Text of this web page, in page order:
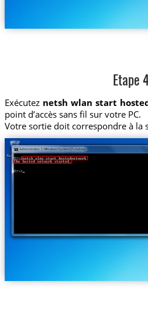
Etape
Exécutez netsh wlan start
point d’accès sans fil sur votre PC.
Votre sortie doit correspondre à la